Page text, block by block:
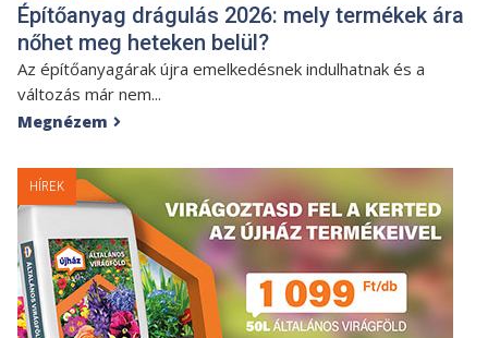
Építőanyag drágulás 2026: mely termékek ára
nőhet meg heteken belül?
Az építőanyagárak újra emelkedésnek indulhatnak és a
változás már nem...
Megnézem 
HÍREK